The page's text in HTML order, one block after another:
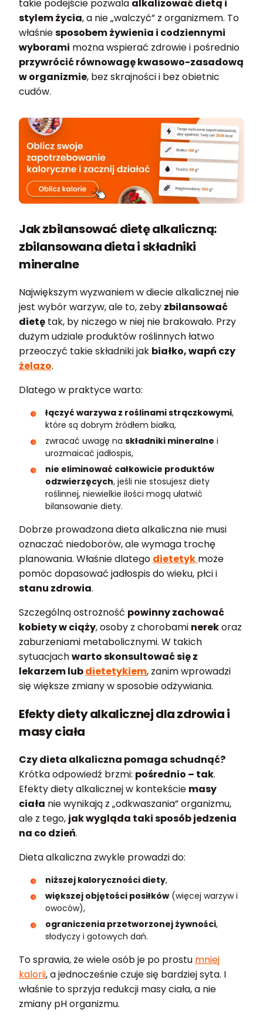
takie podejście pozwala alkalizować dietą i
stylem życia, a nie „walczyć” z organizmem. To
właśniesposobem żywienia i codziennymi
wyborami można wspierać zdrowie i pośrednio
przywrócić równowagę kwasowo-zasadową
w organizmie, bez skrajności i bez obietnic
cudów.
Jak zbilansować dietę alkaliczną:
zbilansowana dieta i składniki
mineralne
Największym wyzwaniem w diecie alkalicznej nie
jest wybór warzyw, ale to, żeby zbilansować
dietę tak, by niczego w niej nie brakowało. Przy
dużym udziale produktów roślinnych łatwo
przeoczyć takie składniki jak białko, wapń czy
żelazo.
Dlatego w praktyce warto:
łączyć warzywa z roślinami strączkowymi,
które są dobrym źródłem białka,
zwracać uwagę na składniki mineralne i
urozmaicać jadłospis,
nie eliminować całkowicie produktów
odzwierzęcych, jeśli nie stosujesz diety
roślinnej, niewielkie ilości mogą ułatwić
bilansowanie diety.
Dobrze prowadzona dieta alkaliczna nie musi
oznaczać niedoborów, ale wymaga trochę
planowania. Właśnie dlatego dietetyk może
pomóc dopasować jadłospis do wieku, płci i
stanu zdrowia.
Szczególną ostrożność powinny zachować
kobiety w ciąży, osoby z chorobami nerekoraz
zaburzeniami metabolicznymi. W takich
sytuacjachwarto skonsultować się z
lekarzem lubdietetykiem, zanim wprowadzi
się większe zmiany w sposobie odżywiania.
Efekty diety alkalicznej dla zdrowia i
masy ciała
Czy dieta alkaliczna pomaga schudnąć?
Krótka odpowiedź brzmi: pośrednio – tak.
Efekty diety alkalicznej w kontekście masy
ciała nie wynikają z „odkwaszania” organizmu,
ale z tego, jak wygląda taki sposób jedzenia
na co dzień.
Dieta alkaliczna zwykle prowadzi do:
niższej kaloryczności diety,
większej objętości posiłków (więcej warzyw i
owoców),
ograniczenia przetworzonej żywności,
słodyczy i gotowych dań.
To sprawia, że wiele osób je po prostu mniej
kalorii, a jednocześnie czuje się bardziej syta. I
właśnie to sprzyja redukcji masy ciała, a nie
zmiany pH organizmu.